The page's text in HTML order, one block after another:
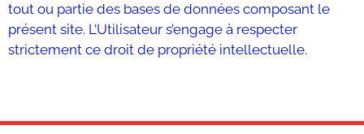
tout ou partie des bases de données composant le
présent site. L’Utilisateur s’engage à respecter
strictement ce droit de propriété intellectuelle.